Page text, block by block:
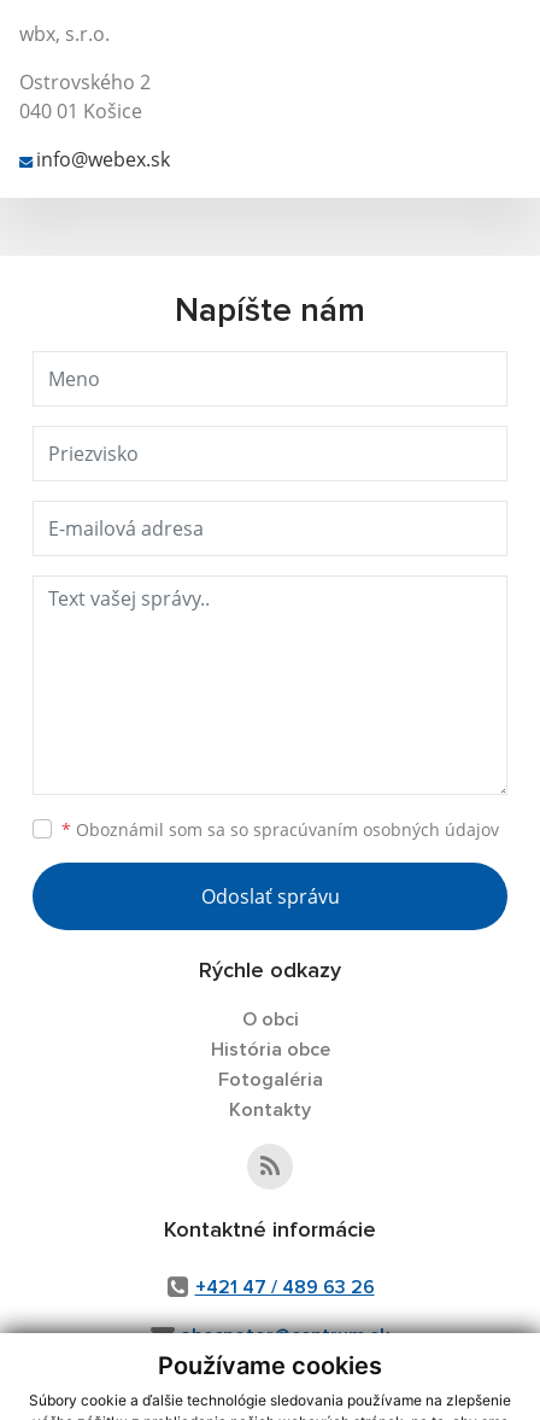
Používame cookies
Súbory cookie a ďalšie technológie sledovania používame na zlepšenie
wbx, s.r.o.
Ostrovského 2
040 01 Košice
info@webex.sk
Napíšte nám
* Oboznámil som sa so spracúvaním osobných údajov
Odoslať správu
Rýchle odkazy
O obci
História obce
Fotogaléria
Kontakty
Kontaktné informácie
+421 47 / 489 63 26
obecpotor@centrum.sk